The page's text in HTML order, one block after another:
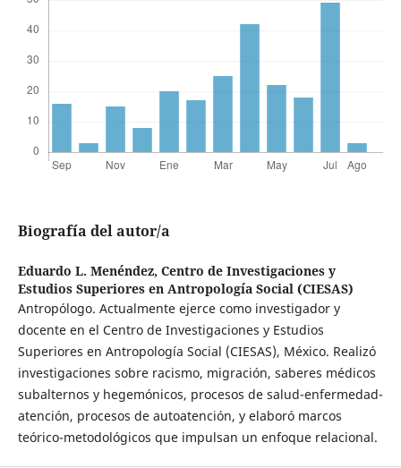
Biografía del autor/a
Eduardo L. Menéndez, Centro de Investigaciones y
Estudios Superiores en Antropología Social (CIESAS)
Antropólogo. Actualmente ejerce como investigador y
docente en el Centro de Investigaciones y Estudios
Superiores en Antropología Social (CIESAS), México. Realizó
investigaciones sobre racismo, migración, saberes médicos
subalternos y hegemónicos, procesos de salud-enfermedad-
atención, procesos de autoatención, y elaboró marcos
teórico-metodológicos que impulsan un enfoque relacional.